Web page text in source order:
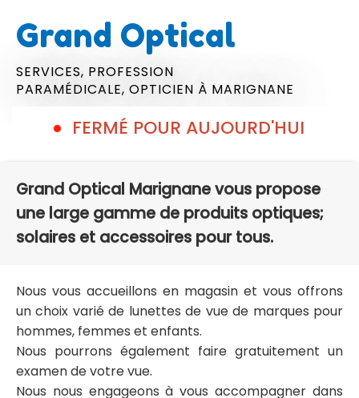
Grand Optical
SERVICES, PROFESSION
PARAMÉDICALE, OPTICIEN À MARIGNANE
FERMÉ POUR AUJOURD'HUI
Grand Optical Marignane vous propose
une large gamme de produits optiques;
solaires et accessoires pour tous.
Nous vous accueillons en magasin et vous offrons
un choix varié de lunettes de vue de marques pour
hommes, femmes et enfants.
Nous pourrons également faire gratuitement un
examen de votre vue.
Nous nous engageons à vous accompagner dans